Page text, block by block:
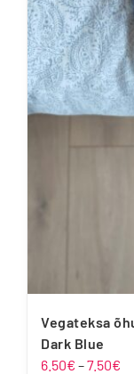
varianti.
Valikuid
saab
teha
tootelehel.
Vegateksa
Dark Blue
6.50€ –7.50€